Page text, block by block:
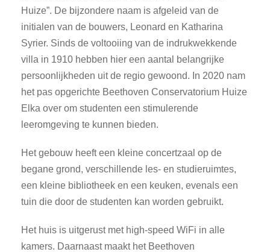
Huize”. De bijzondere naam is afgeleid van de
initialen van de bouwers, Leonard en Katharina
Syrier. Sinds de voltooiing van de indrukwekkende
villa in 1910 hebben hier een aantal belangrijke
persoonlijkheden uit de regio gewoond. In 2020 nam
het pas opgerichte Beethoven Conservatorium Huize
Elka over om studenten een stimulerende
leeromgeving te kunnen bieden.
Het gebouw heeft een kleine concertzaal op de
begane grond, verschillende les- en studieruimtes,
een kleine bibliotheek en een keuken, evenals een
tuin die door de studenten kan worden gebruikt.
Het huis is uitgerust met high-speed WiFi in alle
kamers. Daarnaast maakt het Beethoven